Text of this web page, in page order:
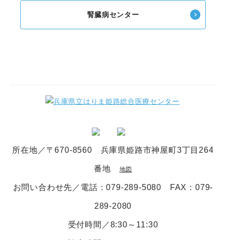
腎臓病センター
所在地／〒670-8560 兵庫県姫路市神屋町3丁目264
番地 地図
お問い合わせ先／電話 ：079-289-5080 FAX：079-
289-2080
受付時間／8:30～11:30